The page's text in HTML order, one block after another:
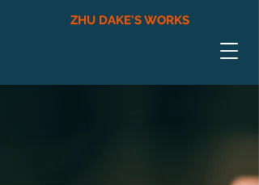
ZHU DAKE'S WORKS